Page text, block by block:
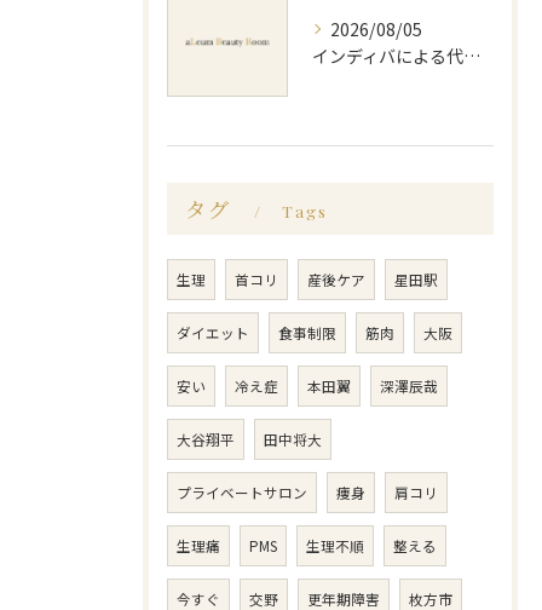
2026/08/05
インディバによる代謝アップのビフォーアフター実体験と効果的な回数の見極め方
タグ Tags
生理 首コリ 産後ケア 星田駅
ダイエット 食事制限 筋肉 大阪
安い 冷え症 本田翼 深澤辰哉
大谷翔平 田中将大
プライベートサロン 痩身 肩コリ
生理痛 PMS 生理不順 整える
今すぐ 交野 更年期障害 枚方市